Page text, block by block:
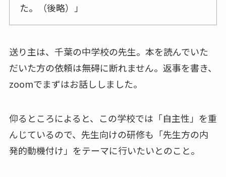
た。（後略）」
送り主は、千葉の中学校の先生。本を読んでいた
だいた方の依頼は無碍に断れません。返事を書き、
zoomでまずはお話ししました。
仰るところによると、この学校では「自主性」を重
んじているので、先生向けの研修も「先生方の内
発的動機付け」をテーマに行いたいとのこと。